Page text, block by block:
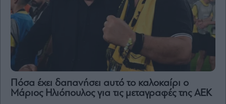
Πόσα έχει δαπανήσει αυτό το καλοκαίρι ο
Μάριος Ηλιόπουλος για τις μεταγραφές της ΑΕΚ